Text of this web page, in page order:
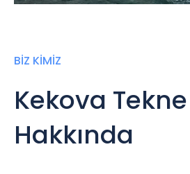
BİZ KİMİZ
Kekova Tekne
Hakkında